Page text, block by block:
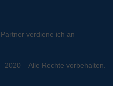
verdiene ich an
2020 – Alle Rechte vorbehalten.